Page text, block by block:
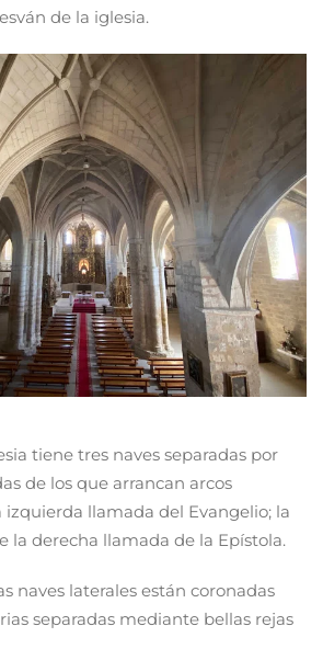
de la iglesia.
tiene tres naves separadas por
de los que arrancan arcos
izquierda llamada del Evangelio; la
la derecha llamada de la Epístola.
naves laterales están coronadas
separadas mediante bellas rejas